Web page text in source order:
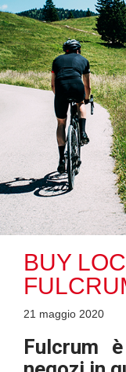
BUY
21 maggio 2020
Fulcrum